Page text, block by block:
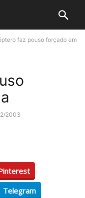
faz pouso forçado em
2003
Telegram